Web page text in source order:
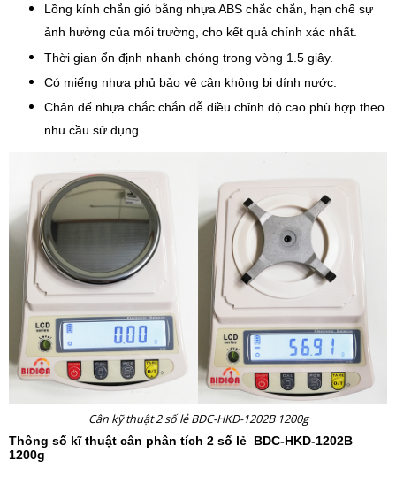
Lồng kính chắn gió bằng nhựa ABS chắc chắn, hạn chế sự
ảnh hưởng của môi trường, cho kết quả chính xác nhất.
Thời gian ổn định nhanh chóng trong vòng 1.5 giây.
Có miếng nhựa phủ bảo vệ cân không bị dính nước.
Chân đế nhựa chắc chắn dễ điều chỉnh độ cao phù hợp theo
nhu cầu sử dụng.
Cân kỹ thuật 2 số lẻ BDC-HKD-1202B 1200g
Thông số kĩ thuật cân phân tích 2 số lẻ BDC-HKD-1202B
1200g